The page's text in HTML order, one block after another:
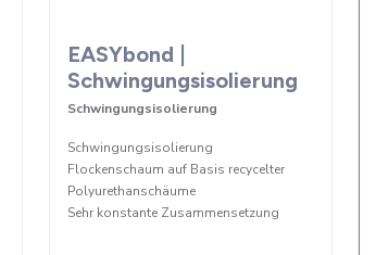
EASYbond |
Schwingungsisolierung
Schwingungsisolierung
Schwingungsisolierung
Flockenschaum auf Basis recycelter
Polyurethanschäume
Sehr konstante Zusammensetzung